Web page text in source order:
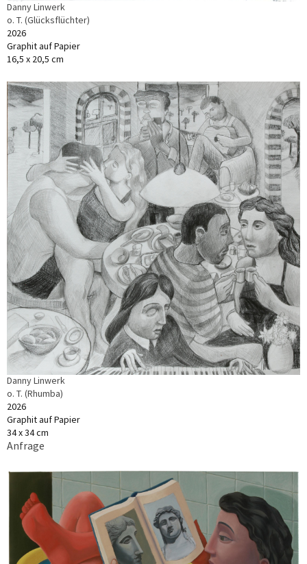
Danny Linwerk
o. T. (Glücksflüchter)
2026
Graphit auf Papier
16,5 x 20,5 cm
Danny Linwerk
o. T. (Rhumba)
2026
Graphit auf Papier
34 x 34 cm
Anfrage